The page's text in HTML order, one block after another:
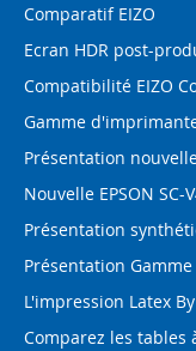
Comparatif EIZO
Ecran HDR post-
Compatibilité EIZO
Gamme
Présentation
Nouvelle EPSON
Présentation
Présentation
L'impression Latex
Comparez les tables